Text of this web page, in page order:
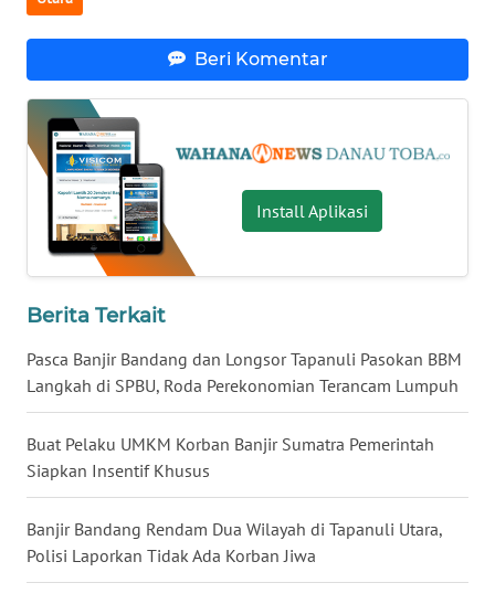
Beri Komentar
Install Aplikasi
Berita Terkait
Pasca Banjir Bandang dan Longsor Tapanuli Pasokan BBM
Langkah di SPBU, Roda Perekonomian Terancam Lumpuh
Buat Pelaku UMKM Korban Banjir Sumatra Pemerintah
Siapkan Insentif Khusus
Banjir Bandang Rendam Dua Wilayah di Tapanuli Utara,
Polisi Laporkan Tidak Ada Korban Jiwa
WN
WN
KALSEL
WN
KALTIM
SULSEL
WN
GORONTALO
WN
SULUT
WN
MALUKU